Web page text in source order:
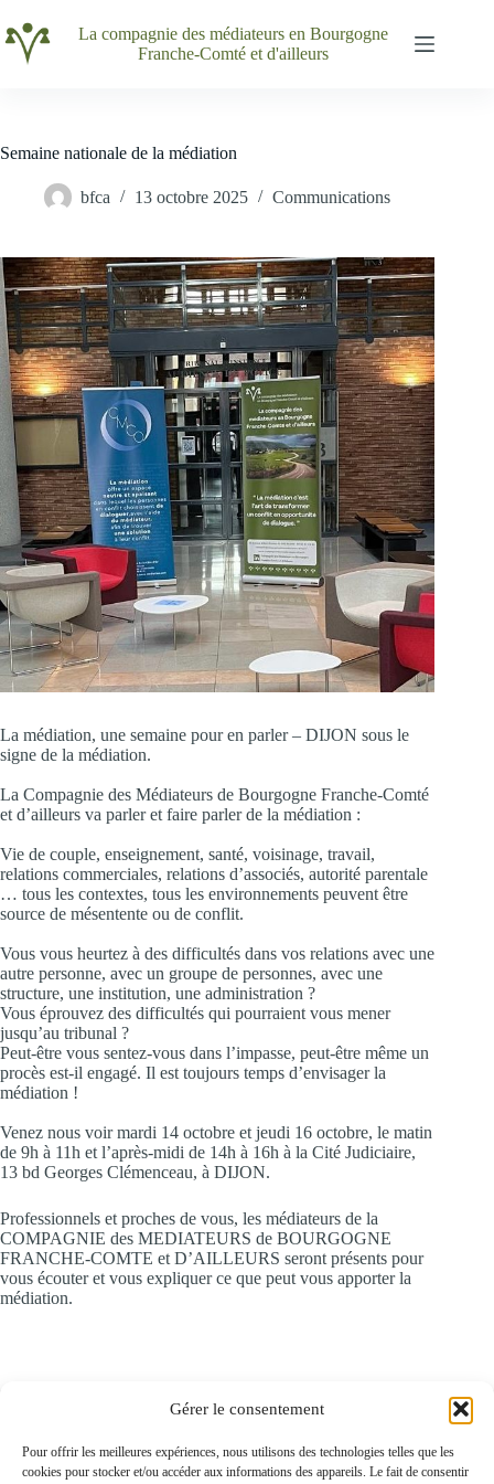
Gérer le consentement
Pour offrir les meilleures expériences, nous utilisons des technologies telles que les
cookies pour stocker et/ou accéder aux informations des appareils. Le fait de consentir
au
contenu
La compagnie des médiateurs en Bourgogne
Franche-Comté et d'ailleurs
Semaine nationale de la médiation
bfca 13 octobre 2025 Communications
La médiation, une semaine pour en parler – DIJON sous le
signe de la médiation.
La Compagnie des Médiateurs de Bourgogne Franche-Comté
et d’ailleurs va parler et faire parler de la médiation :
Vie de couple, enseignement, santé, voisinage, travail,
relations commerciales, relations d’associés, autorité parentale
… tous les contextes, tous les environnements peuvent être
source de mésentente ou de conflit.
Vous vous heurtez à des difficultés dans vos relations avec une
autre personne, avec un groupe de personnes, avec une
structure, une institution, une administration ?
Vous éprouvez des difficultés qui pourraient vous mener
jusqu’au tribunal ?
Peut-être vous sentez-vous dans l’impasse, peut-être même un
procès est-il engagé. Il est toujours temps d’envisager la
médiation !
Venez nous voir mardi 14 octobre et jeudi 16 octobre, le matin
de 9h à 11h et l’après-midi de 14h à 16h à la Cité Judiciaire,
13 bd Georges Clémenceau, à DIJON.
Professionnels et proches de vous, les médiateurs de la
COMPAGNIE des MEDIATEURS de BOURGOGNE
FRANCHE-COMTE et D’AILLEURS seront présents pour
vous écouter et vous expliquer ce que peut vous apporter la
médiation.